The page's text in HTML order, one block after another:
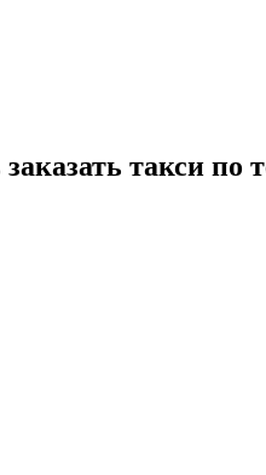
такси по